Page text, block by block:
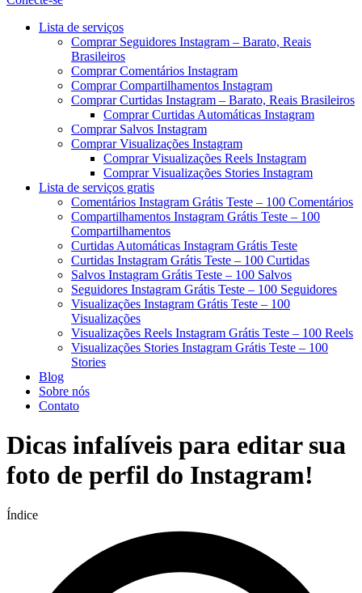
Menu
Lista de serviços
Comprar Seguidores Instagram – Barato, Reais
Brasileiros
Comprar Comentários Instagram
Comprar Compartilhamentos Instagram
Comprar Curtidas Instagram – Barato, Reais Brasileiros
Comprar Curtidas Automáticas Instagram
Comprar Salvos Instagram
Comprar Visualizações Instagram
Comprar Visualizações Reels Instagram
Comprar Visualizações Stories Instagram
Lista de serviços gratis
Comentários Instagram Grátis Teste – 100 Comentários
Compartilhamentos Instagram Grátis Teste – 100
Compartilhamentos
Curtidas Automáticas Instagram Grátis Teste
Curtidas Instagram Grátis Teste – 100 Curtidas
Salvos Instagram Grátis Teste – 100 Salvos
Seguidores Instagram Grátis Teste – 100 Seguidores
Visualizações Instagram Grátis Teste – 100
Visualizações
Visualizações Reels Instagram Grátis Teste – 100 Reels
Visualizações Stories Instagram Grátis Teste – 100
Stories
Blog
Sobre nós
Contato
Dicas infalíveis para editar sua
foto de perfil do Instagram!
Índice